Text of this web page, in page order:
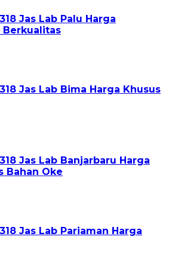
Jas Lab Palu Harga
Jas Lab Bima Harga Khusus
Jas Lab Banjarbaru Harga
Bahan Oke
Jas Lab Pariaman Harga